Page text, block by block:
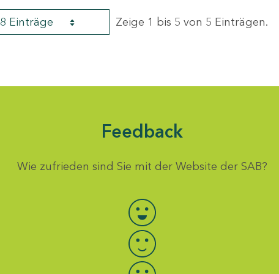
8 Einträge Zeige 1 bis 5 von 5 Einträgen.
Feedback
Wie zufrieden sind Sie mit der Website der SAB?
Bewertung auswählen